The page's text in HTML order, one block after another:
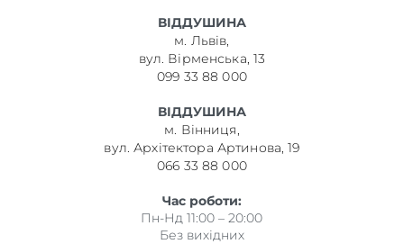
ВІДДУШИНА
м. Львів,
вул. Вірменська, 13
099 33 88 000
ВІДДУШИНА
м. Вінниця,
вул. Архітектора Артинова, 19
066 33 88 000
Час роботи:
Пн-Нд 11:00 – 20:00
Без вихідних